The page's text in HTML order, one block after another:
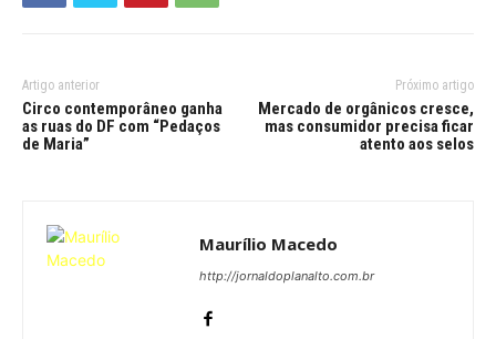
Artigo anterior
Circo contemporâneo ganha
as ruas do DF com “Pedaços
de Maria”
Próximo artigo
Mercado de orgânicos cresce,
mas consumidor precisa ficar
atento aos selos
Maurílio Macedo
http://jornaldoplanalto.com.br